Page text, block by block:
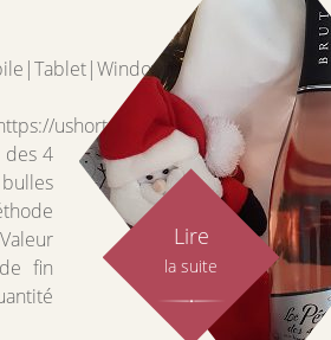
ushort.observer/
des 4
fin
Lire
la suite